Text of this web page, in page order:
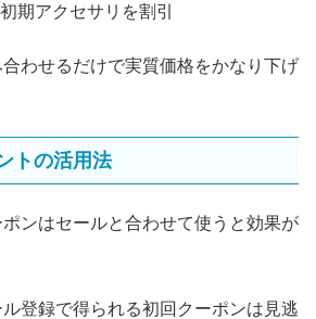
期アクセサリを割引
わせるだけで実質価格をかなり下げ
トの活用法
ンはセールと合わせて使うと効果が
登録で得られる初回クーポンは見逃